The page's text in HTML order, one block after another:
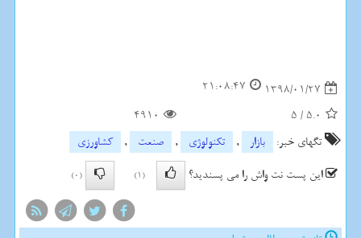
1398/01/27
21:08:47
5.0
/
5
4910
تگهای خبر:
بازار , تكنولوژی , صنعت ,
كشاورزی
این پست نت واش را می پسندید؟
(1)
(0)